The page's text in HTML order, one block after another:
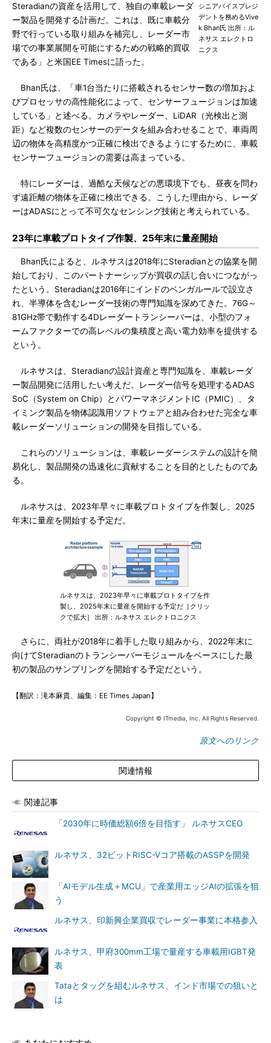
シニアバイスプレジ
デントを務めるVive
k Bhan氏 出所：ル
ネサス エレクトロ
ニクス
Steradianの資産を活用して、独自の車載レーダ
ー製品を開発する計画だ。これは、既に車載分
野で行っている取り組みを補完し、レーダー市
場での事業展開を可能にするための戦略的買収
である」と米国EE Timesに語った。
Bhan氏は、「車1台当たりに搭載されるセンサー数の増加およ
びプロセッサの高性能化によって、センサーフュージョンは加速
している」と述べる。カメラやレーダー、LiDAR（光検出と測
距）など複数のセンサーのデータを組み合わせることで、車両周
辺の物体を高精度かつ正確に検出できるようにするために、車載
センサーフュージョンの需要は高まっている。
特にレーダーは、過酷な天候などの悪環境下でも、昼夜を問わ
ず遠距離の物体を正確に検出できる。こうした理由から、レーダ
ーはADASにとって不可欠なセンシング技術と考えられている。
23年に車載プロトタイプ作製、25年末に量産開始
Bhan氏によると、ルネサスは2018年にSteradianとの協業を開
始しており、このパートナーシップが買収の話し合いにつながっ
たという。Steradianは2016年にインドのベンガルールで設立さ
れ、半導体を含むレーダー技術の専門知識を深めてきた。76G～
81GHz帯で動作する4Dレーダートランシーバーは、小型のフォ
ームファクターでの高レベルの集積度と高い電力効率を提供する
という。
ルネサスは、Steradianの設計資産と専門知識を、車載レーダ
ー製品開発に活用したい考えだ。レーダー信号を処理するADAS
SoC（System on Chip）とパワーマネジメントIC（PMIC）、タ
イミング製品を物体認識用ソフトウェアと組み合わせた完全な車
載レーダーソリューションの開発を目指している。
これらのソリューションは、車載レーダーシステムの設計を簡
易化し、製品開発の迅速化に貢献することを目的としたものであ
る。
ルネサスは、2023年早々に車載プロトタイプを作製し、2025
年末に量産を開始する予定だ。
ルネサスは、2023年早々に車載プロトタイプを作
製し、2025年末に量産を開始する予定だ［クリッ
クで拡大］ 出所：ルネサス エレクトロニクス
さらに、両社が2018年に着手した取り組みから、2022年末に
向けてSteradianのトランシーバーモジュールをベースにした最
初の製品のサンプリングを開始する予定だという。
【翻訳：滝本麻貴、編集：EE Times Japan】
Copyright © ITmedia, Inc. All Rights Reserved.
原文へのリンク
関連情報
関連記事
「2030年に時価総額6倍を目指す」 ルネサスCEO
ルネサス、32ビットRISC-Vコア搭載のASSPを開発
「AIモデル生成＋MCU」で産業用エッジAIの拡張を狙
う
ルネサス、印新興企業買収でレーダー事業に本格参入
ルネサス、甲府300mm工場で量産する車載用IGBT発
表
Tataとタッグを組むルネサス、インド市場での狙いと
は